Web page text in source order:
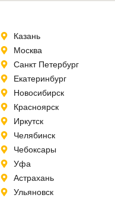
Казань
Москва
Санкт Петербург
Екатеринбург
Новосибирск
Красноярск
Иркутск
Челябинск
Чебоксары
Уфа
Астрахань
Ульяновск